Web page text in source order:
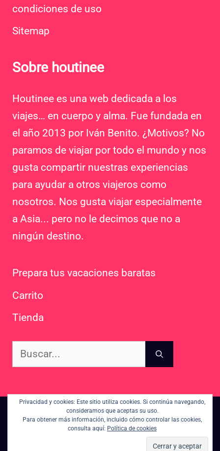
condiciones de uso
Sitemap
Sobre houtinee
Houtinee es una web dedicada a los
viajes… en cuerpo y alma. Fue fundada en
el año 2013 por Iván Benito. ¿Motivos? No
paramos de viajar por todo el mundo y nos
gusta compartir nuestras experiencias
para ayudar a otros viajeros como
nosotros. Nos gusta viajar especialmente
a Asia... pero no le decimos que no a
ningún destino.
Prepara tus vacaciones baratas
Carrito
Tienda
Buscar:
Privacidad y cookies: Este sitio utiliza cookies. Si continúa navegando,
consideramos que aceptas su uso.
Para obtener más información, incluido cómo controlar las cookies,
consulta aquí: Política de cookies
Contacto
Sitemap
Política de Privacidad, Cookies y condiciones de uso